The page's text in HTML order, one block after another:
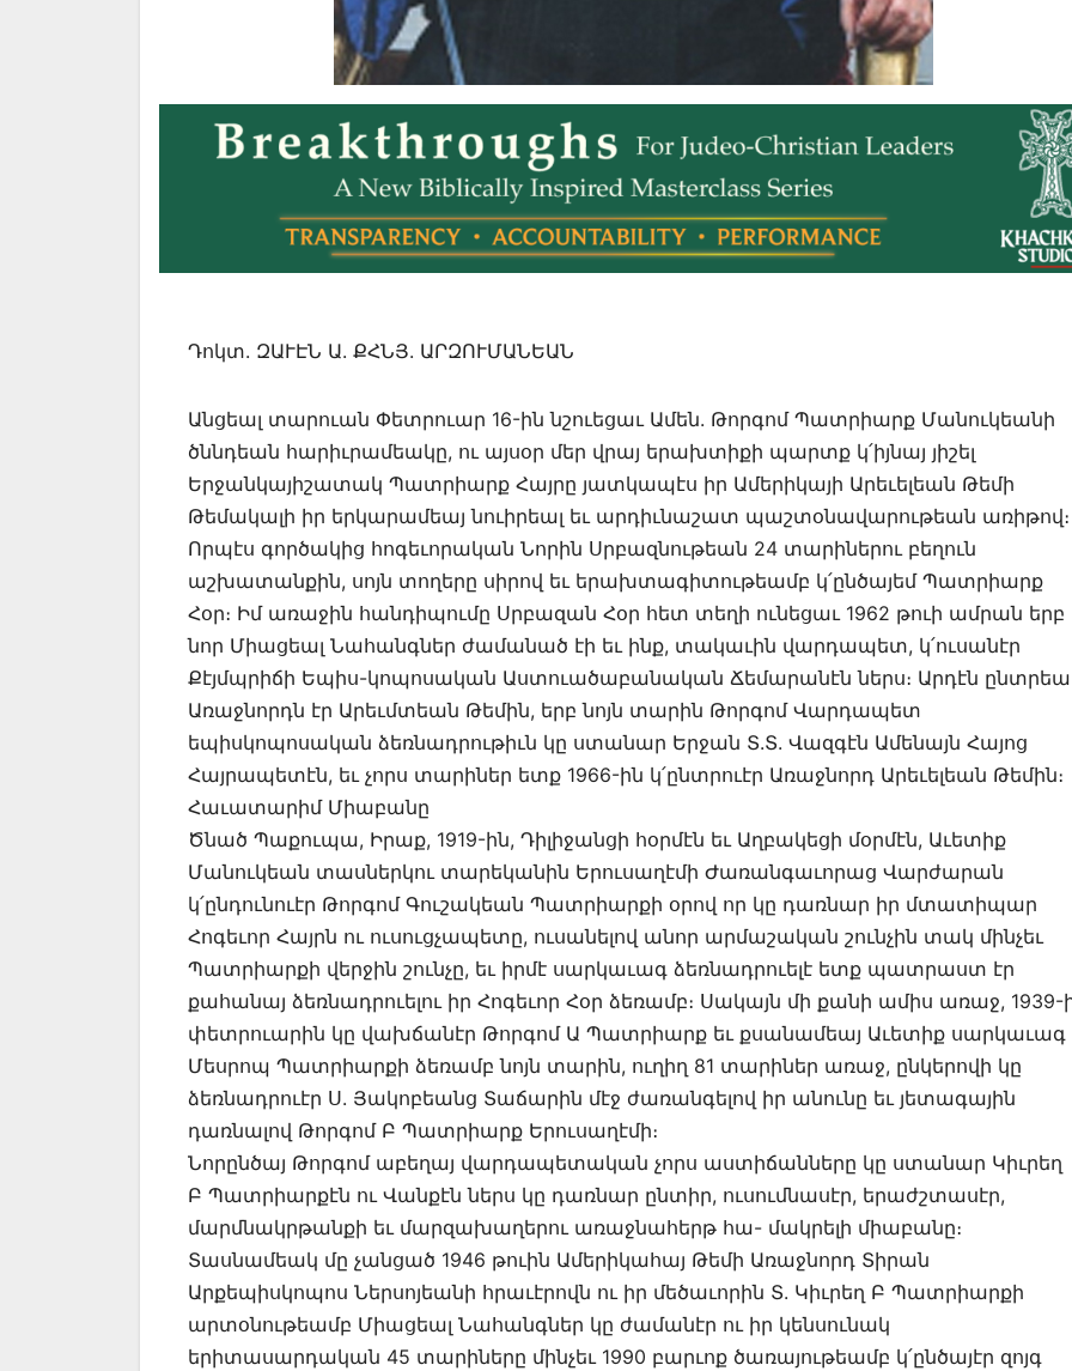
Դոկտ. ԶԱՒԷՆ Ա. ՔՀՆՅ. ԱՐԶՈՒՄԱՆԵԱՆ
Անցեալ տարուան Փետրուար 16-ին նշուեցաւ Ամեն. Թորգոմ Պատրիարք Մանուկեանի
ծննդեան հարիւրամեակը, ու այսօր մեր վրայ երախտիքի պարտք կ՛իյնայ յիշել
Երջանկայիշատակ Պատրիարք Հայրը յատկապէս իր Ամերիկայի Արեւելեան Թեմի
Թեմակալի իր երկարամեայ նուիրեալ եւ արդիւնաշատ պաշտօնավարութեան առիթով։
Որպէս գործակից հոգեւորական Նորին Սրբազնութեան 24 տարիներու բեղուն
աշխատանքին, սոյն տողերը սիրով եւ երախտագիտութեամբ կ՛ընծայեմ Պատրիարք
Հօր։ Իմ առաջին հանդիպումը Սրբազան Հօր հետ տեղի ունեցաւ 1962 թուի ամրան երբ
նոր Միացեալ Նահանգներ ժամանած էի եւ ինք, տակաւին վարդապետ, կ՛ուսանէր
Քէյմպրիճի Եպիս-կոպոսական Աստուածաբանական Ճեմարանէն ներս։ Արդէն
Առաջնորդն էր Արեւմտեան Թեմին, երբ նոյն տարին Թորգոմ Վարդապետ
եպիսկոպոսական ձեռնադրութիւն կը ստանար Երջան Տ.Տ. Վազգէն Ամենայն Հայոց
Հայրապետէն, եւ չորս տարիներ ետք 1966-ին կ՛ընտրուէր Առաջնորդ Արեւելեան Թեմին։
Հաւատարիմ Միաբանը
Ծնած Պաքուպա, Իրաք, 1919-ին, Դիլիջանցի հօրմէն եւ Աղբակեցի մօրմէն, Աւետիք
Մանուկեան տասներկու տարեկանին Երուսաղէմի Ժառանգաւորաց Վարժարան
կ՛ընդունուէր Թորգոմ Գուշակեան Պատրիարքի օրով որ կը դառնար իր մտատիպար
Հոգեւոր Հայրն ու ուսուցչապետը, ուսանելով անոր արմաշական շունչին տակ մինչեւ
Պատրիարքի վերջին շունչը, եւ իրմէ սարկաւագ ձեռնադրուելէ ետք պատրաստ էր
քահանայ ձեռնադրուելու իր Հոգեւոր Հօր ձեռամբ։ Սակայն մի քանի ամիս առաջ, 1939-
փետրուարին կը վախճանէր Թորգոմ Ա Պատրիարք եւ քսանամեայ Աւետիք սարկաւագ
Մեսրոպ Պատրիարքի ձեռամբ նոյն տարին, ուղիղ 81 տարիներ առաջ, ընկերովի կը
ձեռնադրուէր Ս. Յակոբեանց Տաճարին մէջ ժառանգելով իր անունը եւ յետագային
դառնալով Թորգոմ Բ Պատրիարք Երուսաղէմի։
Նորընծայ Թորգոմ աբեղայ վարդապետական չորս աստիճանները կը ստանար Կիւրեղ
Բ Պատրիարքէն ու Վանքէն ներս կը դառնար ընտիր, ուսումնասէր, երաժշտասէր,
մարմնակրթանքի եւ մարզախաղերու առաջնահերթ հա- մակրելի միաբանը։
Տասնամեակ մը չանցած 1946 թուին Ամերիկահայ Թեմի Առաջնորդ Տիրան
Արքեպիսկոպոս Ներսոյեանի հրաւէրովն ու իր մեծաւորին Տ. Կիւրեղ Բ Պատրիարքի
արտօնութեամբ Միացեալ Նահանգներ կը ժամանէր ու իր կենսունակ
երիտասարդական 45 տարիները մինչեւ 1990 բարւոք ծառայութեամբ կ՛ընծայէր զոյգ